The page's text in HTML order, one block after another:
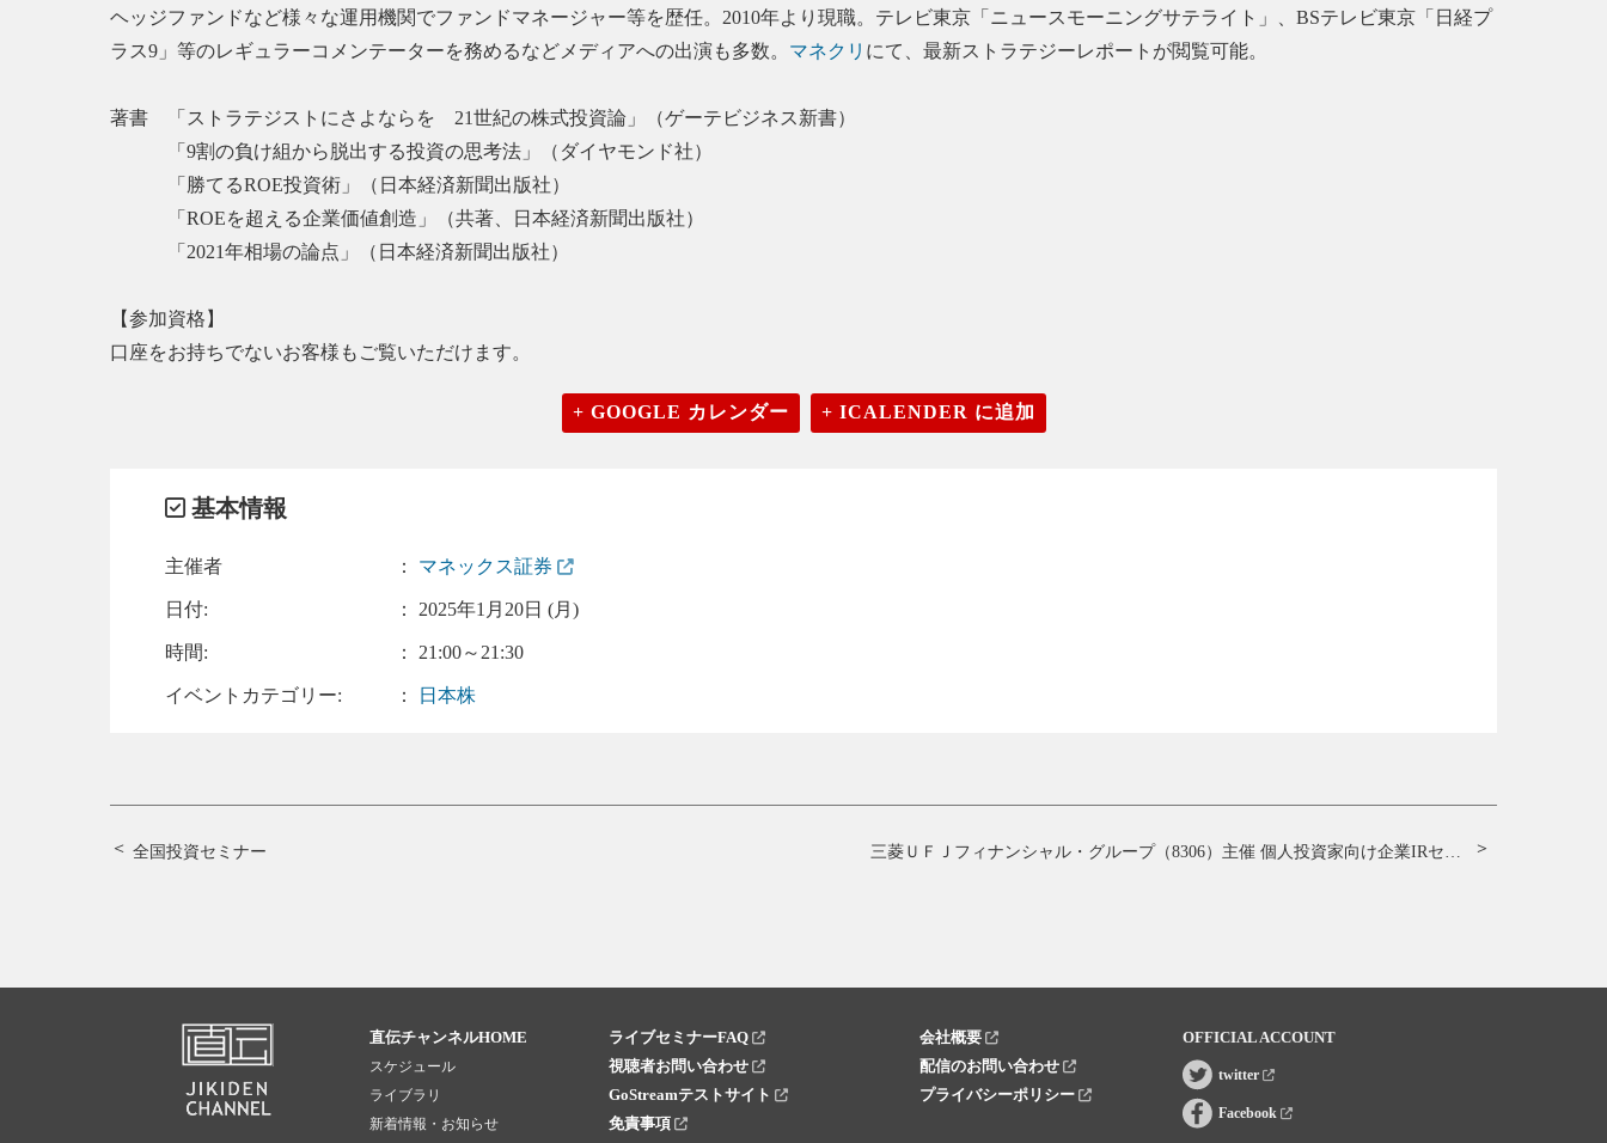
ヘッジファンドなど様々な運用機関でファンドマネージャー等を歴任。2010年より現職。テレビ東京「ニュースモーニングサテライト」、BSテレビ東京「日経プ
ラス9」等のレギュラーコメンテーターを務めるなどメディアへの出演も多数。 マネクリ にて、最新ストラテジーレポートが閲覧可能。
著書 「ストラテジストにさよならを 21世紀の株式投資論」（ゲーテビジネス新書）
「9割の負け組から脱出する投資の思考法」（ダイヤモンド社）
「勝てるROE投資術」（日本経済新聞出版社）
「ROEを超える企業価値創造」（共著、日本経済新聞出版社）
「2021年相場の論点」（日本経済新聞出版社）
【参加資格】
口座をお持ちでないお客様もご覧いただけます。
+ GOOGLE カレンダー + ICALENDER に追加
基本情報
主催者 ： マネックス証券
日付: ： 2025年1月20日 (月)
時間: ： 21:00～21:30
イベントカテゴリー: ： 日本株
全国投資セミナー 三菱ＵＦＪフィナンシャル・グループ（8306）主催 個人投資家向け企業IRセミナー
直伝チャンネルHOME
スケジュール
ライブラリ
新着情報・お知らせ
ライブセミナーFAQ
視聴者お問い合わせ
GoStreamテストサイト
免責事項
会社概要
配信のお問い合わせ
プライバシーポリシー
OFFICIAL ACCOUNT
twitter
Facebook